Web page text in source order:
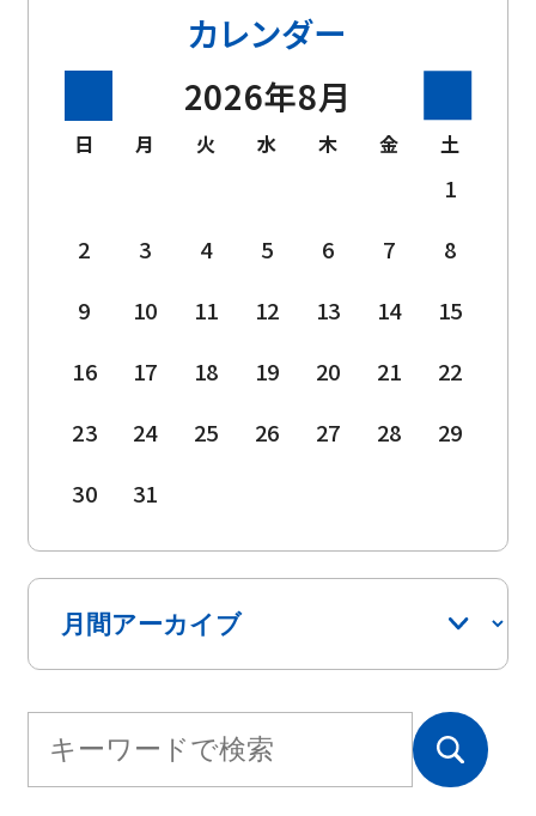
カレンダー
2026年8月
日 月 火 水 木 金 土
1
2
3 4 5 6 7
8
9
10 11 12 13 14
15
16
17 18 19 20 21
22
23
24 25 26 27 28
29
30
31